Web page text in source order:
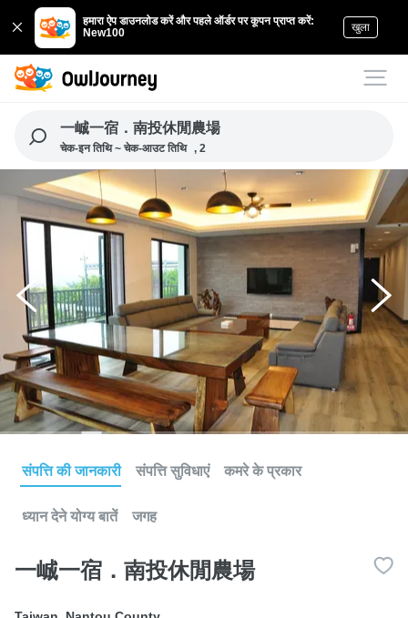
हमारा ऐप डाउनलोड करें और पहले ऑर्डर पर कूपन प्राप्त करें:
New100
खुला
一峸一宿．南投休閒農場
चेक-इन तिथि ~ चेक-आउट तिथि , 2
संपत्ति की जानकारी संपत्ति सुविधाएं कमरे के प्रकार
ध्यान देने योग्य बातें जगह
一峸一宿．南投休閒農場